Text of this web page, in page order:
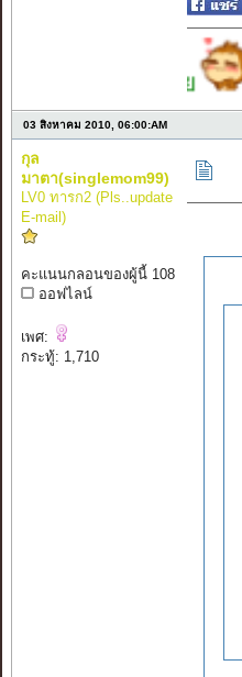
03 สิงหาคม 2010, 06:00:AM
กุล
มาตา(singlemom99)
LV0 ทารก2 (Pls..update
E-mail)
คะแนนกลอนของผู้นี้ 108
ออฟไลน์
เพศ:
กระทู้: 1,710